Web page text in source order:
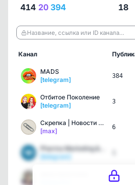
414 20 394 18
Название, ссылка или ID канала…
Канал
MADS
[telegram]
384
Отбитое Поколение
[telegram]
3
Скрепка | Новости Блогер…
[max]
6
[telegram]
1